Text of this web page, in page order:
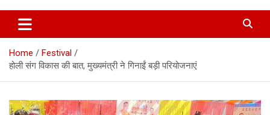
Corbett Halchal (कॉर्बेट हलचल)
Home
Festival
होली संग विकास की बात, मुख्यमंत्री ने गिनाईं बड़ी परियोजनाएं